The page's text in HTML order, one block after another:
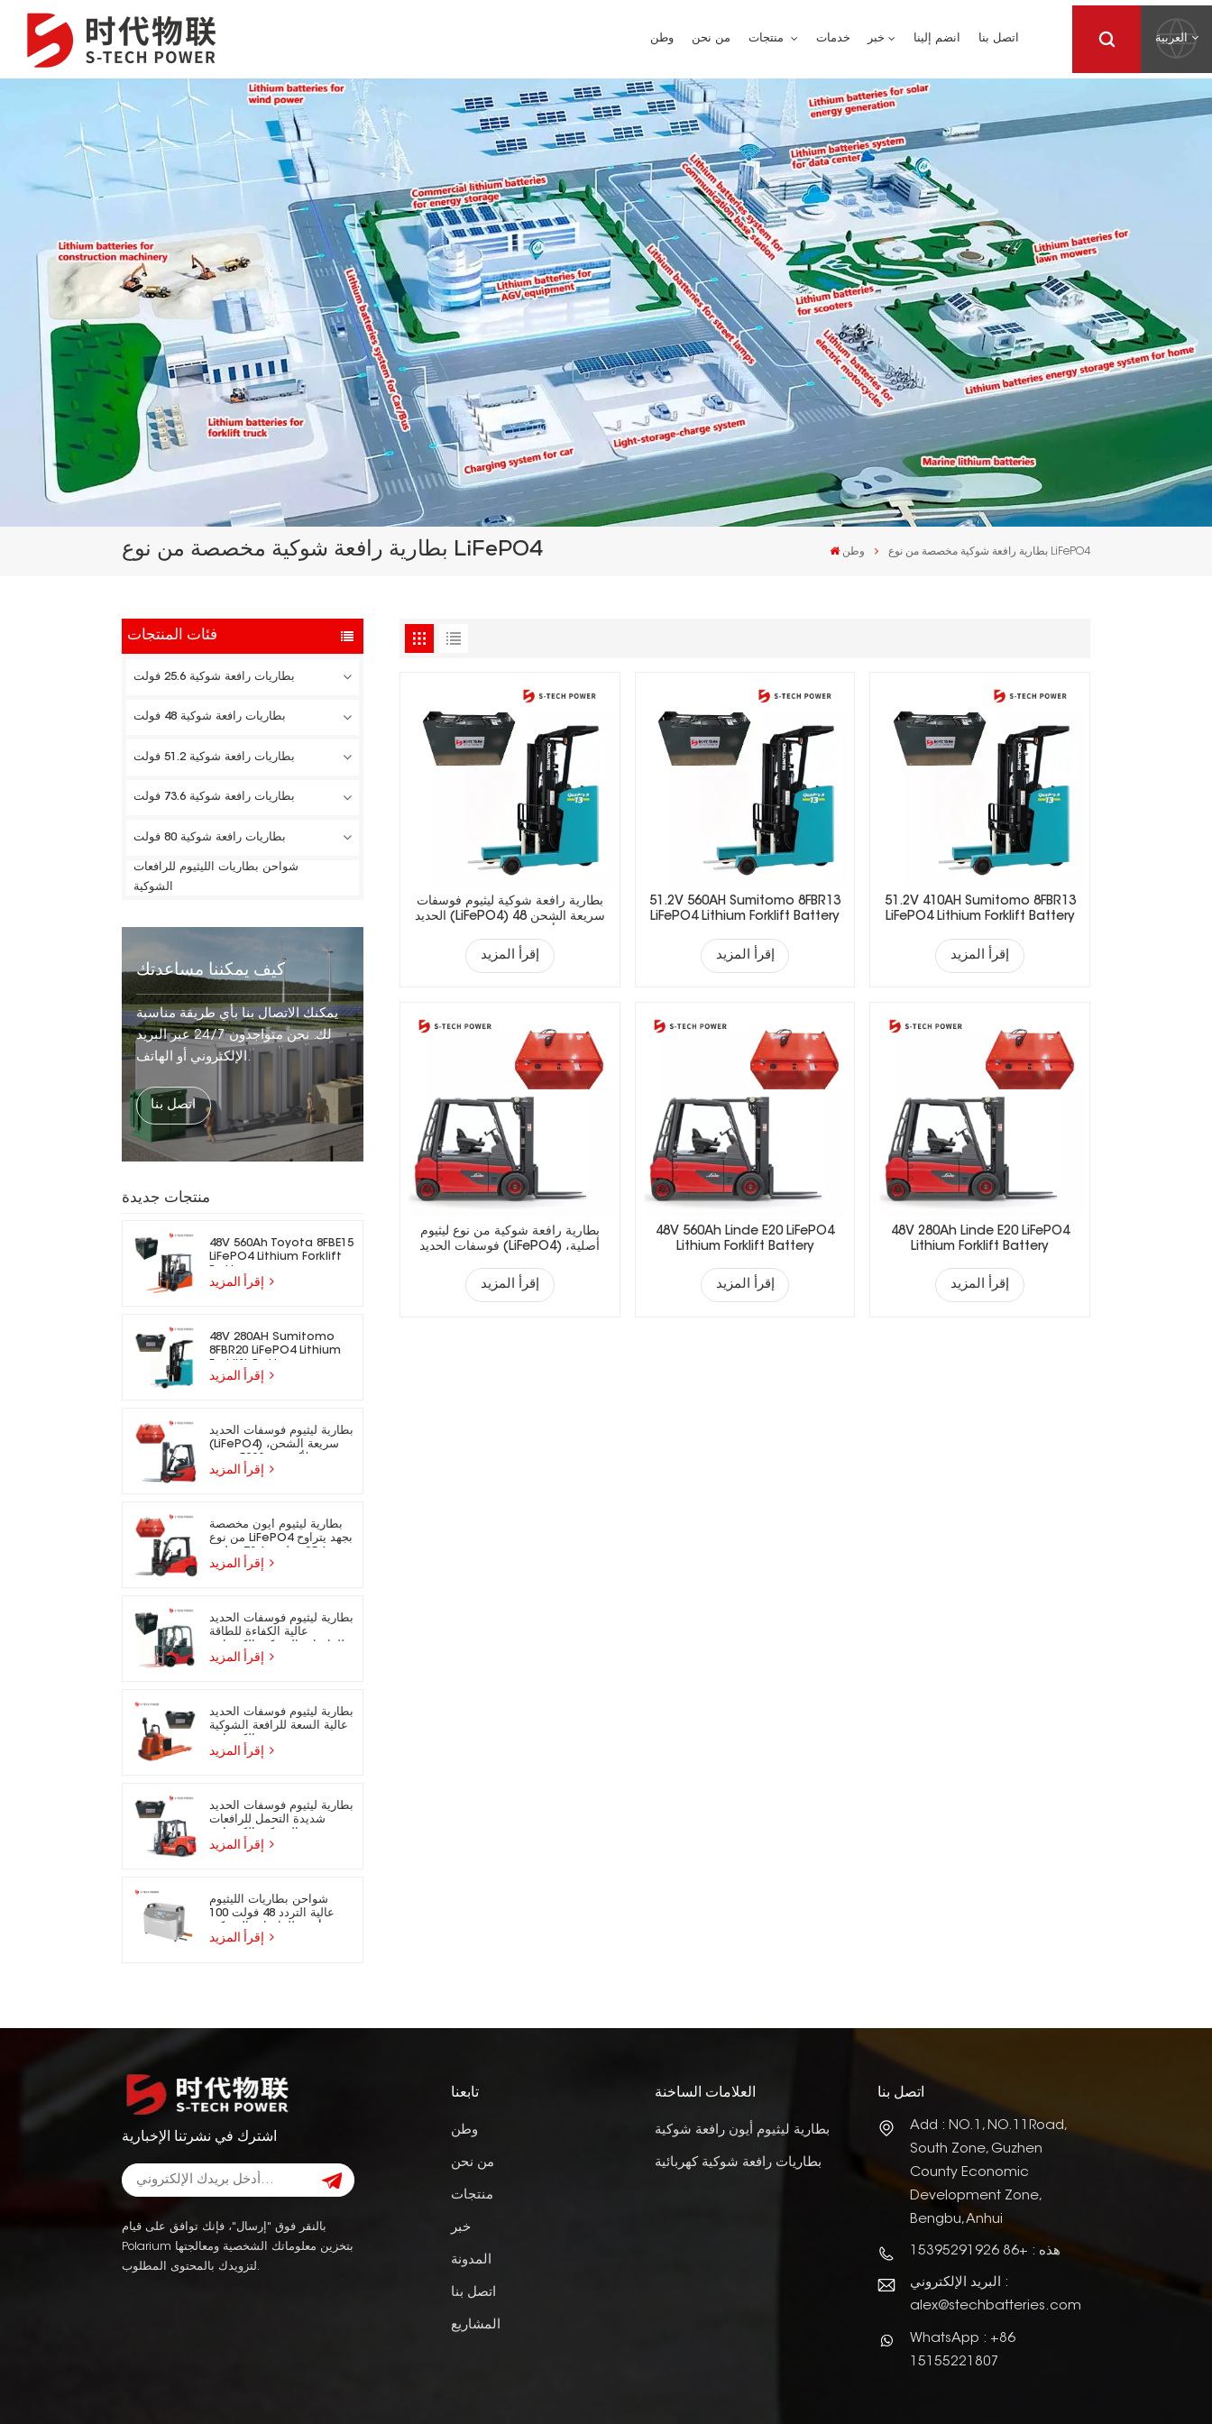
وطن من نحن خدمات خبر انضم إلينا اتصل بنا العربية
بطارية رافعة شوكية مخصصة من نوع LiFePO4 وطن بطارية رافعة شوكية مخصصة من نوع LiFePO4
فئات المنتجات
بطاريات رافعة شوكية 25.6 فولت
بطاريات رافعة شوكية 48 فولت
بطاريات رافعة شوكية 51.2 فولت
بطاريات رافعة شوكية 73.6 فولت
بطاريات رافعة شوكية 80 فولت
شواحن بطاريات الليثيوم للرافعات
الشوكية
كيف يمكننا مساعدتك
يمكنك الاتصال بنا بأي طريقة مناسبة
لك. نحن متواجدون 24/7 عبر البريد
الإلكتروني أو الهاتف.
اتصل بنا
منتجات جديدة
48V 560Ah Toyota 8FBE15
LiFePO4 Lithium Forklift
48V 280AH Sumitomo
8FBR20 LiFePO4 Lithium
بطارية ليثيوم فوسفات الحديد
(LiFePO4) سريعة الشحن،
مناسبة للرافعات الشوكية
بطارية ليثيوم أيون مخصصة
من نوع LiFePO4 بجهد يتراوح
مناسبة للرافعات الشوكية
بطارية ليثيوم فوسفات الحديد
عالية الكفاءة للطاقة
بطارية ليثيوم فوسفات الحديد
عالية السعة للرافعة الشوكية
بطارية ليثيوم فوسفات الحديد
شديدة التحمل للرافعات
شواحن بطاريات الليثيوم
عالية التردد 48 فولت 100
أمبير للرافعات الشوكية
بطارية رافعة شوكية ليثيوم فوسفات
الحديد (LiFePO4) سريعة الشحن 48
الورديات
إقرأ المزيد
51.2V 560AH Sumitomo 8FBR13
LiFePO4 Lithium Forklift Battery
إقرأ المزيد
51.2V 410AH Sumitomo 8FBR13
LiFePO4 Lithium Forklift Battery
إقرأ المزيد
بطارية رافعة شوكية من نوع ليثيوم
فوسفات الحديد (LiFePO4) أصلية،
الشوكية.
إقرأ المزيد
48V 560Ah Linde E20 LiFePO4
Lithium Forklift Battery
إقرأ المزيد
48V 280Ah Linde E20 LiFePO4
Lithium Forklift Battery
إقرأ المزيد
اشترك في نشرتنا الإخبارية
بالنقر فوق "إرسال"، فإنك توافق على قيام
Polarium بتخزين معلوماتك الشخصية ومعالجتها
لتزويدك بالمحتوى المطلوب.
تابعنا
وطن
من نحن
منتجات
خبر
المدونة
اتصل بنا
المشاريع
العلامات الساخنة
بطارية ليثيوم أيون رافعة شوكية
بطاريات رافعة شوكية كهربائية
اتصل بنا
Add : NO.1, NO.11Road,
South Zone, Guzhen
County Economic
Development Zone,
Bengbu, Anhui
هذه : +86 15395291926
البريد الإلكتروني :
alex@stechbatteries.com
WhatsApp : +86
15155221807